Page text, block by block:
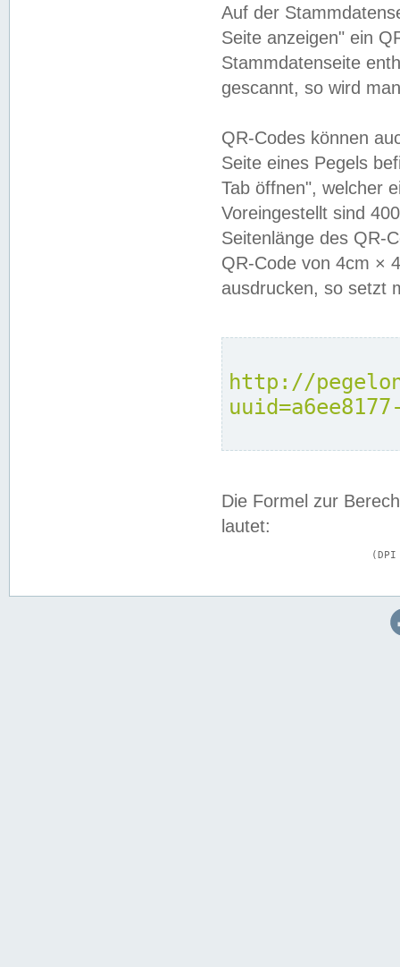
Auf der
Seite anzeigen" ein
Stammdatenseite
gescannt, so wird
QR-Codes können
Seite eines Pegels
Tab öffnen", welcher
Voreingestellt sind
Seitenlänge des QR-
QR-Code von 4cm ×
ausdrucken, so setzt
http://
Die Formel zur
lautet: